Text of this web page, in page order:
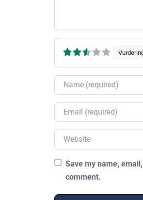
Name
Email
Website
Save my name,
comment.